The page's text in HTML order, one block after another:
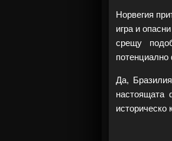
Норвегия
игра и
срещу
потенциално
Да,
настоящата
историческо